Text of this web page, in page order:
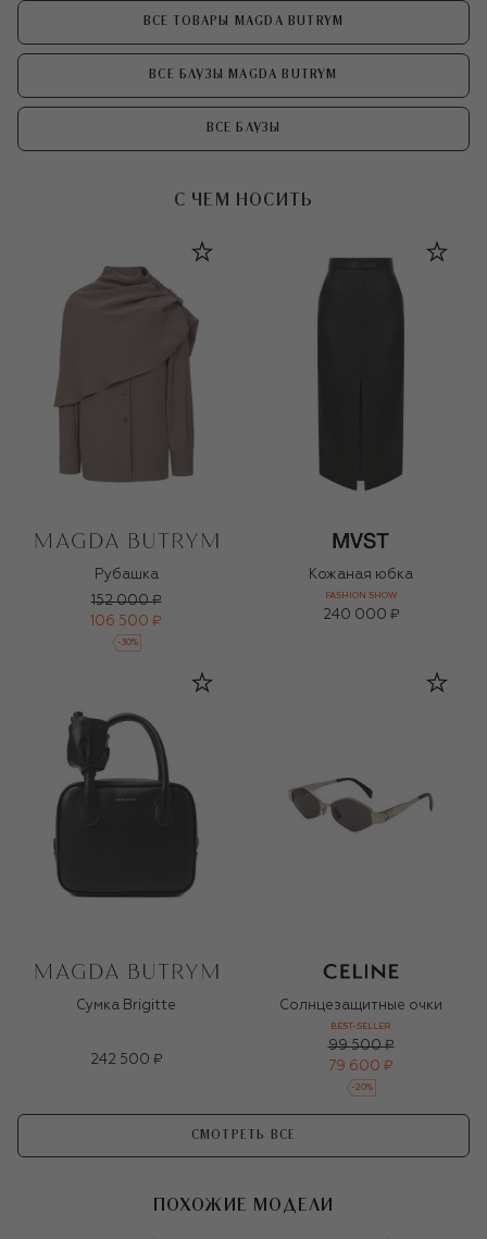
ВСЕ ТОВАРЫ MAGDA BUTRYM
ВСЕ БЛУЗЫ MAGDA BUTRYM
ВСЕ БЛУЗЫ
С ЧЕМ НОСИТЬ
Рубашка
152 000 ₽
106 500 ₽
-30%
Кожаная юбка
FASHION SHOW
240 000 ₽
Сумка Brigitte
242 500 ₽
Солнцезащитные очки
BEST-SELLER
99 500 ₽
79 600 ₽
-20%
СМОТРЕТЬ ВСЕ
ПОХОЖИЕ МОДЕЛИ